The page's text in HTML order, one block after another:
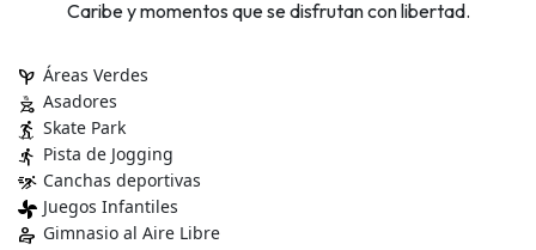
Caribe y momentos que se disfrutan con libertad.
psychiatry Áreas Verdes
outdoor_grill Asadores
skateboarding Skate Park
directions_run Pista de Jogging
sprint Canchas deportivas
toys_fan Juegos Infantiles
physical_therapy Gimnasio al Aire Libre